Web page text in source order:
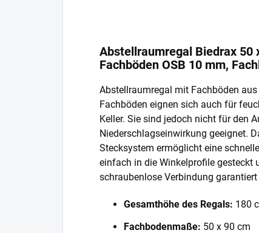
Abstellraumregal Biedrax 50
Fachböden OSB 10 mm,
Abstellraumregal mit Fachböden
Fachböden eignen sich auch für
Keller. Sie sind jedoch nicht für den
Niederschlagseinwirkung geeignet.
Stecksystem ermöglicht eine
einfach in die Winkelprofile gesteckt
schraubenlose Verbindung
Gesamthöhe des Regals: 180
Fachbodenmaße: 50 x 90 cm